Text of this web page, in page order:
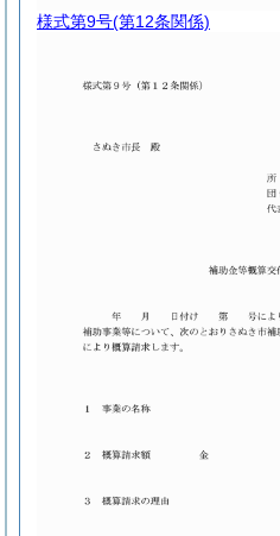
様式第9号(第12条関係)